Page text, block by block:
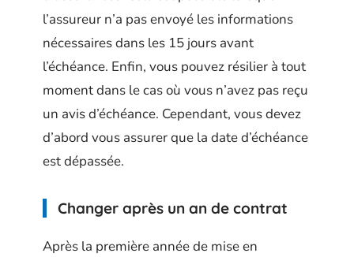
l’assureur n’a pas envoyé les informations
nécessaires dans les 15 jours avant
l’échéance. Enfin, vous pouvez résilier à tout
moment dans le cas où vous n’avez pas reçu
un avis d’échéance. Cependant, vous devez
d’abord vous assurer que la date d’échéance
est dépassée.
Changer après un an de contrat
Après la première année de mise en